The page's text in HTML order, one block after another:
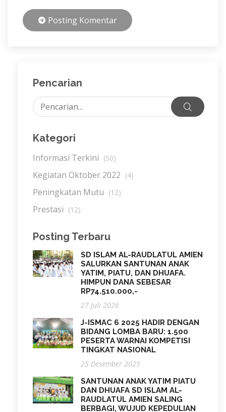
Posting Komentar
Pencarian
Kategori
Informasi Terkini (50)
Kegiatan Oktober 2022 (4)
Peningkatan Mutu (12)
Prestasi (12)
Posting Terbaru
SD ISLAM AL-RAUDLATUL AMIEN
SALURKAN SANTUNAN ANAK
YATIM, PIATU, DAN DHUAFA.
HIMPUN DANA SEBESAR
RP74.510.000,-
27 Juli 2026
J-ISMAC 6 2025 HADIR DENGAN
BIDANG LOMBA BARU: 1.500
PESERTA WARNAI KOMPETISI
TINGKAT NASIONAL
25 Desember 2025
SANTUNAN ANAK YATIM PIATU
DAN DHUAFA SD ISLAM AL-
RAUDLATUL AMIEN SALING
BERBAGI, WUJUD KEPEDULIAN